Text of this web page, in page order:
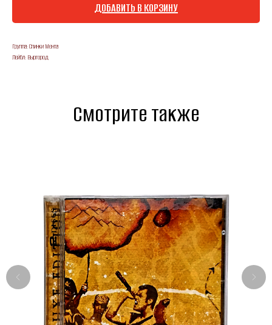
ДОБАВИТЬ В КОРЗИНУ
Группа: Спинки Мента
Лейбл: Выргород
Смотрите также